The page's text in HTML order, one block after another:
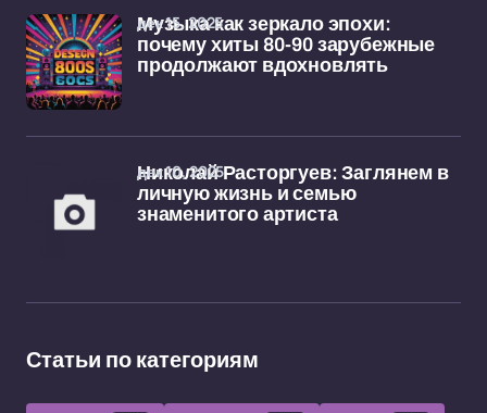
Музыка как зеркало эпохи:
почему хиты 80-90 зарубежные
продолжают вдохновлять
дек 15, 2025
Николай Расторгуев: Заглянем в
личную жизнь и семью
знаменитого артиста
дек 10, 2025
Статьи по категориям